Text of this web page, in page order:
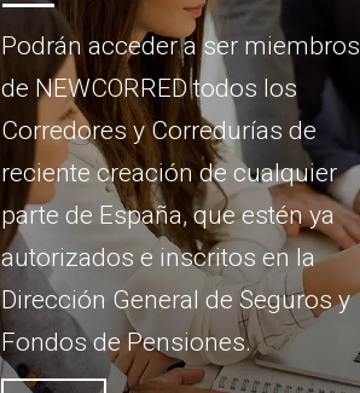
Podrán acceder a ser miembros
de NEWCORRED todos los
Corredores y Corredurías de
reciente creación de cualquier
parte de España, que estén ya
autorizados e inscritos en la
Dirección General de Seguros y
Fondos de Pensiones.